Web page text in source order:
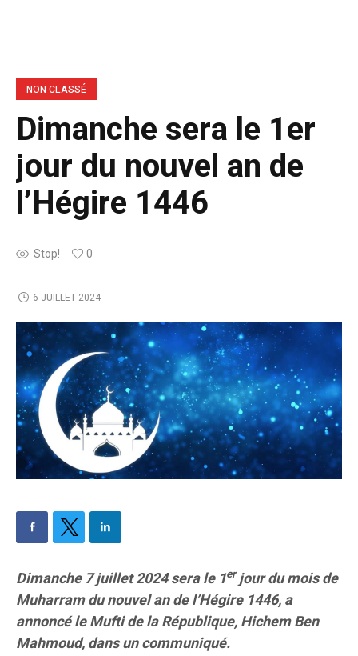
NON CLASSÉ
Dimanche sera le 1er
jour du nouvel an de
l’Hégire 1446
Stop! 0
6 JUILLET 2024
Dimanche 7 juillet 2024 sera le 1erjour du mois de
Muharram du nouvel an de l’Hégire 1446, a
annoncé le Mufti de la République, Hichem Ben
Mahmoud, dans un communiqué.